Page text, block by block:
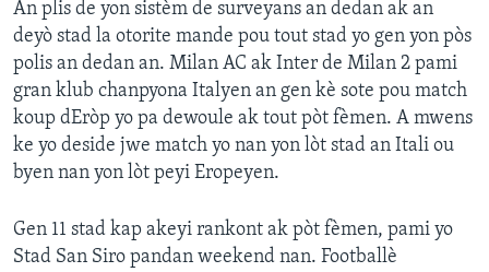
An plis de yon sistèm de surveyans an dedan ak an
deyò stad la otorite mande pou tout stad yo gen yon pòs
polis an dedan an. Milan AC ak Inter de Milan 2 pami
gran klub chanpyona Italyen an gen kè sote pou match
koup dEròp yo pa dewoule ak tout pòt fèmen. A mwens
ke yo deside jwe match yo nan yon lòt stad an Itali ou
byen nan yon lòt peyi Eropeyen.
Gen 11 stad kap akeyi rankont ak pòt fèmen, pami yo
Stad San Siro pandan weekend nan. Footballè